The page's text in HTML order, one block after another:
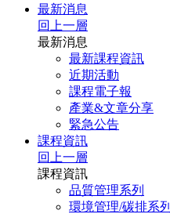
最新消息
回上一層
最新消息
最新課程資訊
近期活動
課程電子報
產業&文章分享
緊急公告
課程資訊
回上一層
課程資訊
品質管理系列
環境管理/碳排系列